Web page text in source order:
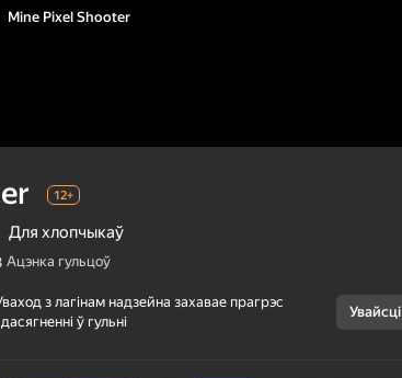
Mine Pixel Shooter
12+
Для хлопчыкаў
Ацэнка гульцоў
з лагінам надзейна захавае прагрэс
дасягненні ў гульні
Увайсці